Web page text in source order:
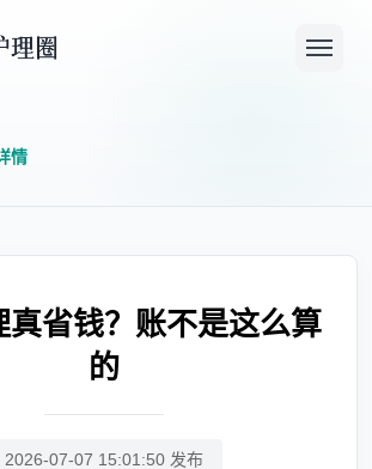
情
真省钱？账不是这么算
的
2026-07-07 15:01:50 发布